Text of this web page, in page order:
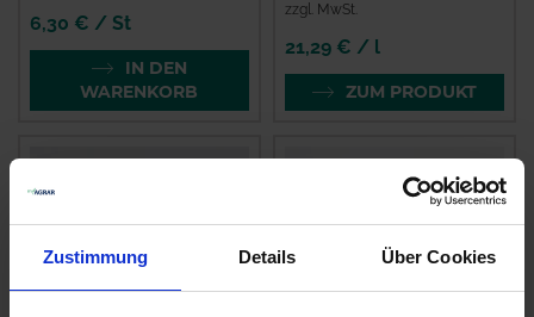
Zustimmung Details Über Cookies
6,30 € / St
IN DEN
WARENKORB
zzgl. MwSt.
21,29 € / l
ZUM PRODUKT